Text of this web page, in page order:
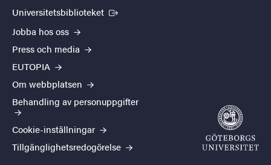
Universitetsbiblioteket (Extern länk)
Jobba hos oss
Press och media
EUTOPIA
Om webbplatsen
Behandling av personuppgifter
Cookie-inställningar
Tillgänglighetsredogörelse